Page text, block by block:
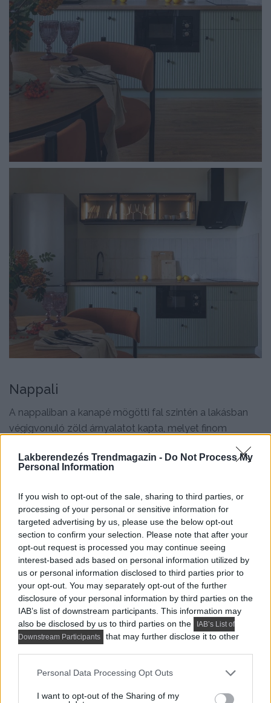
Lakberendezés Trendmagazin - Do Not Process My
Personal Information
If you wish to opt-out of the sale, sharing to third parties, or
processing of your personal or sensitive information for
targeted advertising by us, please use the below opt-out
section to confirm your selection. Please note that after your
opt-out request is processed you may continue seeing
interest-based ads based on personal information utilized by
us or personal information disclosed to third parties prior to
your opt-out. You may separately opt-out of the further
disclosure of your personal information by third parties on the
IAB’s list of downstream participants. This information may
also be disclosed by us to third parties on the
IAB’s List of
Downstream Participants
that may further disclose it to other
Please note that this website/app uses one or more Google
not limited to your visit or usage behaviour. You may click to
Personal Data Processing Opt Outs
I want to opt-out of the Sharing of my
Nappali
A nappaliban a kanapé mögötti fal szintén a lakásban
végigvonuló zöld árnyalatot kapta, melyet finom
akcentusok ellensúlyoznak. A padlóra az egész
tárolást egy tv-szekrény biztosítja az apróbb
tárgyaknak.
Ez is érdekelhet: Hogyan értek el tágas hatást 39m2-
en: nyugodt tejeskávé, csokoládé és zöld színek